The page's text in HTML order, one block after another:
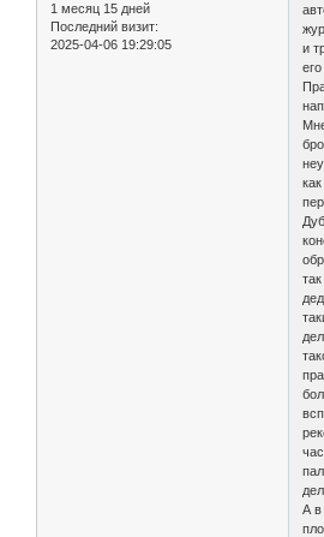
1 месяц 15 дней
Последний визит:
2025-04-06 19:29:05
и
А